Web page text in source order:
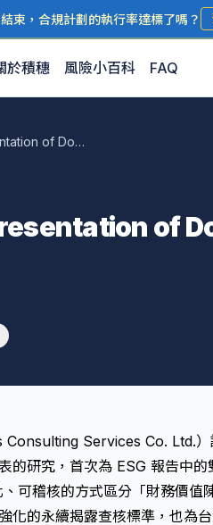
束，合規計劃的執行率達標了嗎？
於積穗 風險小百科 FAQ
The Textual Representation of Double Mat — 積穗科研洞察
of
Services Co. Ltd.）
研究，首次為 ESG 報告中的
可稽核的方式區分「財務價值
化的永續揭露查核標準，也為